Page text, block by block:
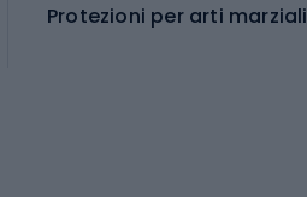
Protezioni per arti marziali